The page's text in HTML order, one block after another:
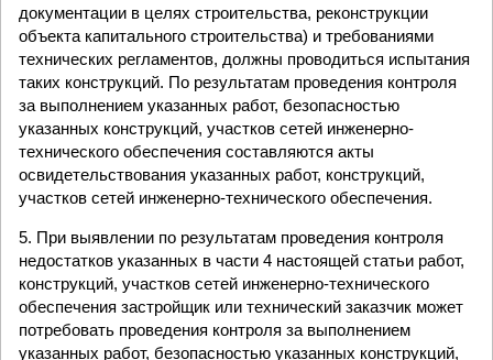
документации в целях строительства, реконструкции
объекта капитального строительства) и требованиями
технических регламентов, должны проводиться испытания
таких конструкций. По результатам проведения контроля
за выполнением указанных работ, безопасностью
указанных конструкций, участков сетей инженерно-
технического обеспечения составляются акты
освидетельствования указанных работ, конструкций,
участков сетей инженерно-технического обеспечения.
5. При выявлении по результатам проведения контроля
недостатков указанных в части 4 настоящей статьи работ,
конструкций, участков сетей инженерно-технического
обеспечения застройщик или технический заказчик может
потребовать проведения контроля за выполнением
указанных работ, безопасностью указанных конструкций,